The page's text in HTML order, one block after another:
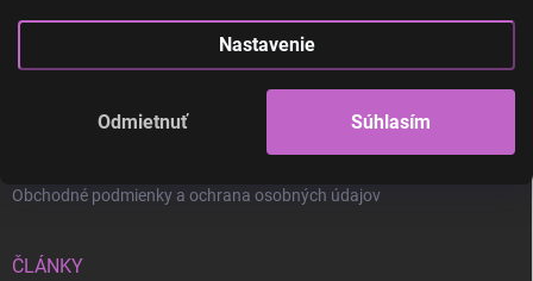
Nastavenie
Odmietnuť Súhlasím
Obchodné podmienky a ochrana osobných údajov
ČLÁNKY